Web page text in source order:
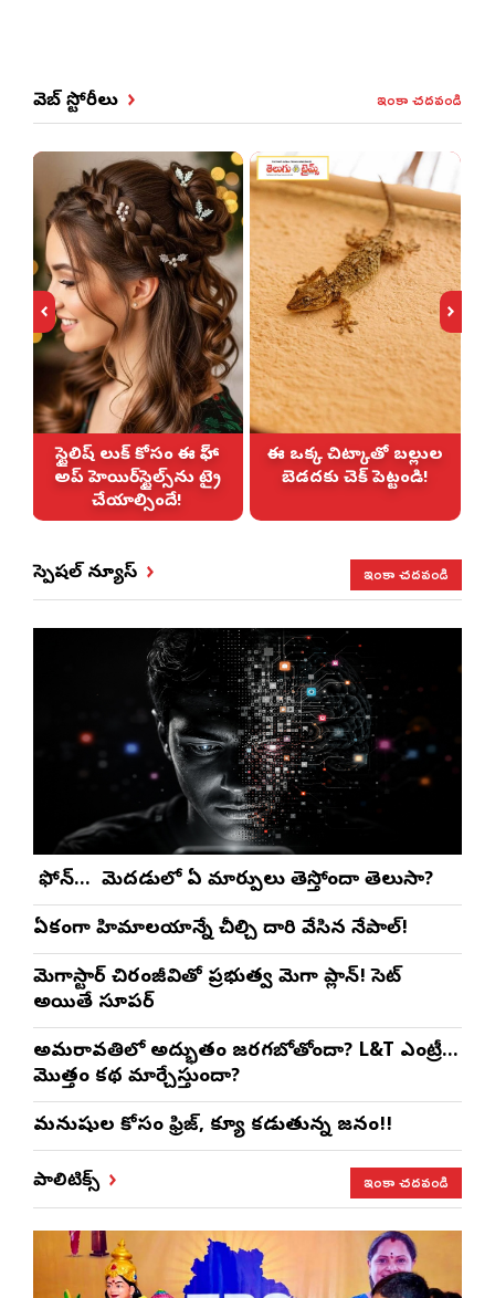
వెబ్ స్టోరీలు ఇంకా చదవండి
స్టైలిష్ లుక్ కోసం ఈ హాఫ్-
అప్ హెయిర్‌స్టైల్స్‌ను ట్రై
చేయాల్సిందే!
ఈ ఒక్క చిట్కాతో బల్లుల
బెడదకు చెక్ పెట్టండి!
స్పెషల్ న్యూస్ ఇంకా చదవండి
మీ ఫోన్… మీ మెదడులో ఏ మార్పులు తెస్తోందా తెలుసా?
ఏకంగా హిమాలయాన్నే చీల్చి దారి వేసిన నేపాల్!
మెగాస్టార్ చిరంజీవితో ప్రభుత్వ మెగా ప్లాన్! సెట్
అయితే సూపర్
అమరావతిలో అద్భుతం జరగబోతోందా? L&T ఎంట్రీ…
మొత్తం కథ మార్చేస్తుందా?
మనుషుల కోసం ఫ్రిజ్, క్యూ కడుతున్న జనం!!
పాలిటిక్స్ ఇంకా చదవండి